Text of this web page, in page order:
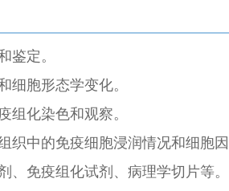
鉴定。
细胞形态学变化。
组化染色和观察。
织中的免疫细胞浸润情况和细胞因
、免疫组化试剂、病理学切片等。